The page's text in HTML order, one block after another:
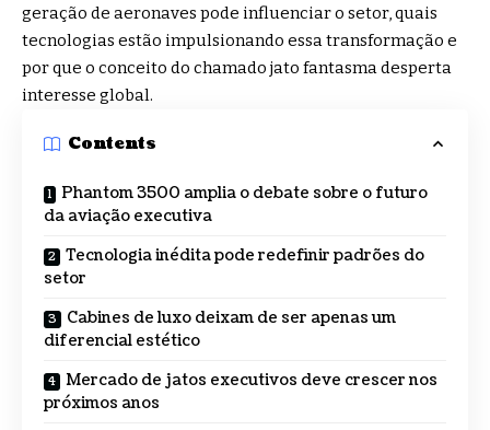
geração de aeronaves pode influenciar o setor, quais
tecnologias estão impulsionando essa transformação e
por que o conceito do chamado jato fantasma desperta
interesse global.
Contents
Phantom 3500 amplia o debate sobre o futuro
da aviação executiva
Tecnologia inédita pode redefinir padrões do
setor
Cabines de luxo deixam de ser apenas um
diferencial estético
Mercado de jatos executivos deve crescer nos
próximos anos